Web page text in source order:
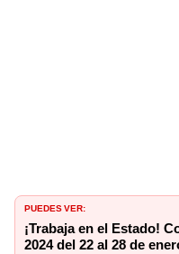
PUEDES VER:
¡Trabaja en el Estado!
2024 del 22 al 28 de